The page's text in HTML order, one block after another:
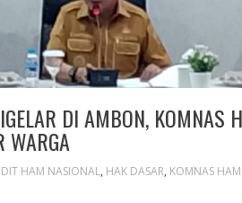
DI AMBON, KOMNAS
WARGA
HAM NASIONAL, HAK DASAR, KOMNAS HAM